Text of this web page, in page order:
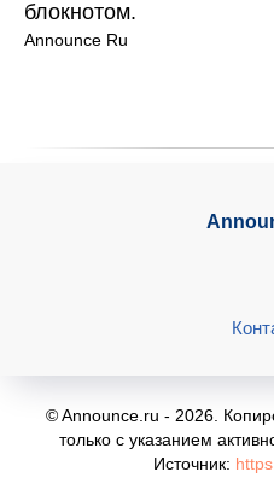
блокнотом.
Announce Ru
© Announce.ru - 2026.
только с указанием
Источник: